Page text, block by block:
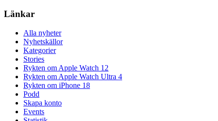
Länkar
Alla nyheter
Nyhetskällor
Kategorier
Stories
Rykten om Apple Watch 12
Rykten om Apple Watch Ultra 4
Rykten om iPhone 18
Podd
Skapa konto
Events